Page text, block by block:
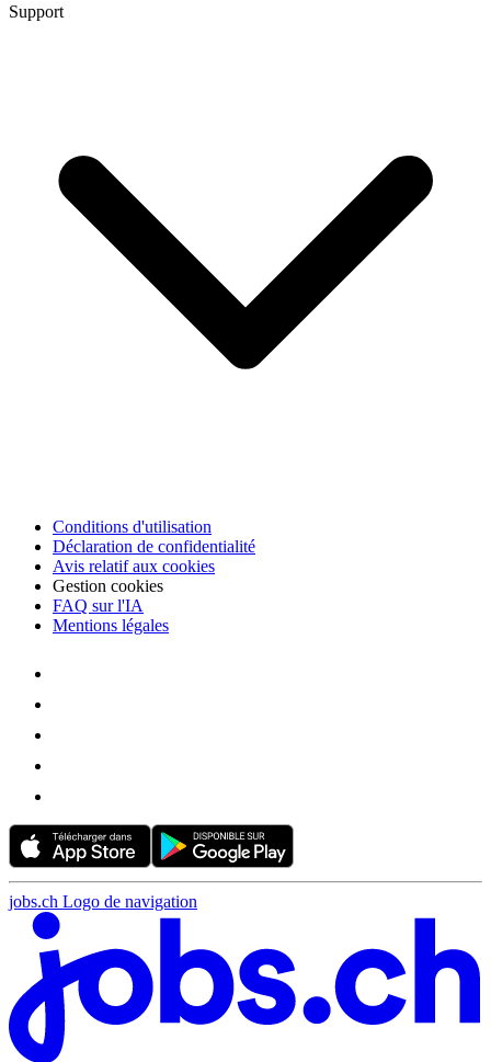
Support
Conditions d'utilisation
Déclaration de confidentialité
Avis relatif aux cookies
Gestion cookies
FAQ sur l'IA
Mentions légales
jobs.ch Logo de navigation